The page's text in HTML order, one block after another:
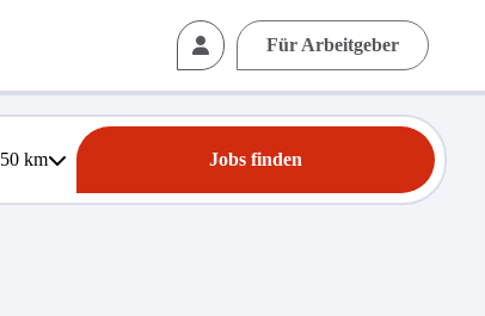
Für Arbeitgeber
50km Jobs finden